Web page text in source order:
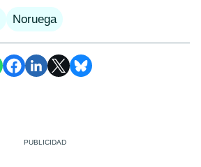
Noruega